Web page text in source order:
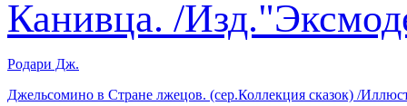
Родари Дж.
Джельсомино в Стране лжецов. (сер.Коллекция сказок) /